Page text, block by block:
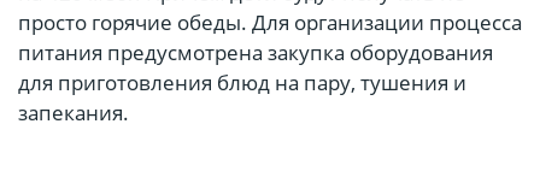
просто горячие обеды. Для организации процесса
питания предусмотрена закупка оборудования
для приготовления блюд на пару, тушения и
запекания.